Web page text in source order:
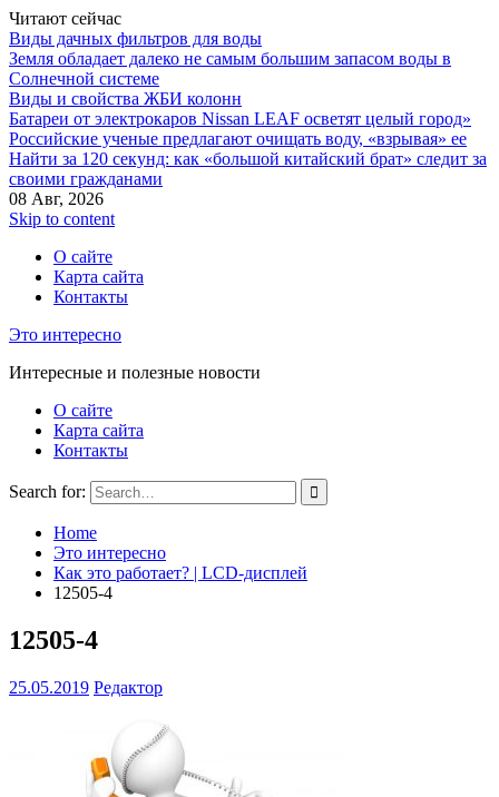
Читают сейчас
Виды дачных фильтров для воды
Земля обладает далеко не самым большим запасом воды в
Солнечной системе
Виды и свойства ЖБИ колонн
Батареи от электрокаров Nissan LEAF осветят целый город»
Российские ученые предлагают очищать воду, «взрывая» ее
Найти за 120 секунд: как «большой китайский брат» следит за
своими гражданами
08 Авг, 2026
Skip to content
О сайте
Карта сайта
Контакты
Это интересно
Интересные и полезные новости
О сайте
Карта сайта
Контакты
Search for:
Home
Это интересно
Как это работает? | LCD-дисплей
12505-4
12505-4
25.05.2019 Редактор